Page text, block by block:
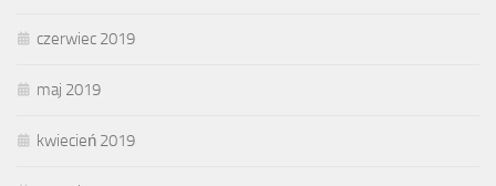
czerwiec 2019
maj 2019
kwiecień 2019